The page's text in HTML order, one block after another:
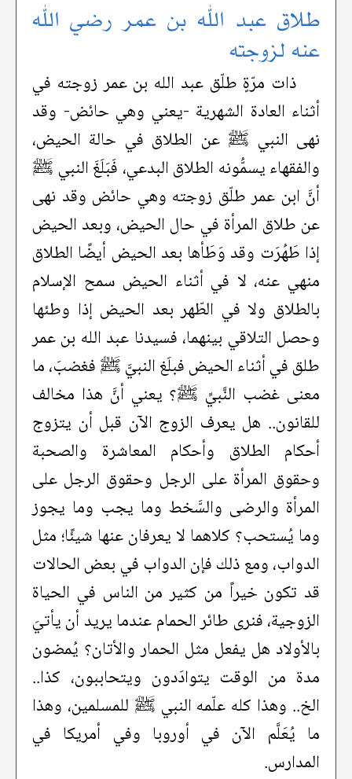
طلاق عبد الله بن عمر رضي الله
عنه لزوجته
ذات مرّةٍ طلّق عبد الله بن عمر زوجته في
أثناء العادة الشهرية -يعني وهي حائض- وقد
نهى النبي ﷺ عن الطلاق في حالة الحيض،
والفقهاء يسمُّونه الطلاق البدعي، فَبَلَغَ النبي ﷺ
أنَّ ابن عمر طلّق زوجته وهي حائض وقد نهى
عن طلاق المرأة في حال الحيض، وبعد الحيض
إذا طَهُرَت وقد وَطَأها بعد الحيض أيضًا الطلاق
منهي عنه، لا في أثناء الحيض سمح الإسلام
بالطلاق ولا في الطّهر بعد الحيض إذا وطئها
وحصل التلاقي بينهما، فسيدنا عبد الله بن عمر
طلق في أثناء الحيض فبلَغ النبيَّ ﷺ فغضبَ، ما
معنى غضب النَّبيِّ ﷺ؟ يعني أنَّ هذا مخالف
للقانون.. هل يعرف الزوج الآن قبل أن يتزوج
أحكام الطلاق وأحكام المعاشرة والصحبة
وحقوق المرأة على الرجل وحقوق الرجل على
المرأة والرضى والسَّخط وما يجب وما يجوز
وما يُستحب؟ كلاهما لا يعرفان عنها شيئًا؛ مثل
الدواب، ومع ذلك فإن الدواب في بعض الحالات
قد تكون خيراً من كثير من الناس في الحياة
الزوجية، فنرى طائر الحمام عندما يريد أن يأتيَ
بالأولاد هل يفعل مثل الحمار والأتان؟ يُمضون
مدة من الوقت يتوادَدون ويتحاببون، كذا..
الخ.. وهذا كله علّمه النبي ﷺ للمسلمين، وهذا
ما يُعَلَّم الآن في أوروبا وفي أمريكا في
المدارس.